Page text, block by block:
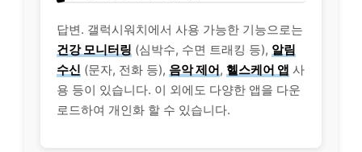
답변. 갤럭시워치에서 사용 가능한 기능으로는
건강 모니터링 (심박수, 수면 트래킹 등), 알림
수신 (문자, 전화 등), 음악 제어, 헬스케어 앱 사
용 등이 있습니다. 이 외에도 다양한 앱을 다운
로드하여 개인화 할 수 있습니다.